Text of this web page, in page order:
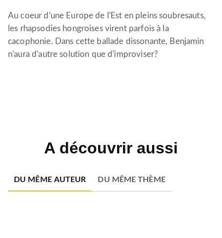
Au coeur d'une Europe de l'Est en pleins soubresauts,
les rhapsodies hongroises virent parfois à la
cacophonie. Dans cette ballade dissonante, Benjamin
n'aura d'autre solution que d'improviser?
A découvrir aussi
DU MÊME AUTEUR DU MÊME THÈME